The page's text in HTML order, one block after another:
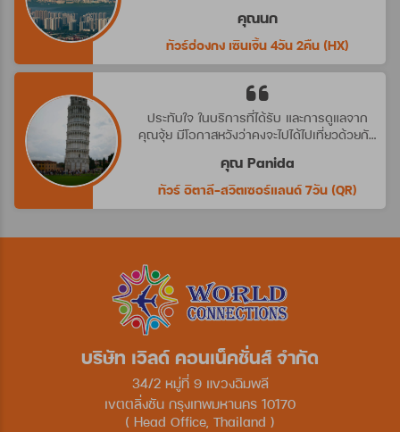
บริษัทนี้อีกค่ะ
คุณนก
ทัวร์ฮ่องกง เซินเจิ้น 4วัน 2คืน (HX)
ประทับใจ ในบริการที่ได้รับ และการดูแลจาก
คุณจุ้ย มีโอกาสหวังว่าคงจะไปได้ไปเที่ยวด้วยกัน
คุณ Panida
ทัวร์ อิตาลี-สวิตเซอร์แลนด์ 7วัน (QR)
บริษัท เวิลด์ คอนเน็คชั่นส์ จำกัด
34/2 หมู่ที่ 9 แขวงฉิมพลี
เขตตลิ่งชัน กรุงเทพมหานคร 10170
( Head Office, Thailand )